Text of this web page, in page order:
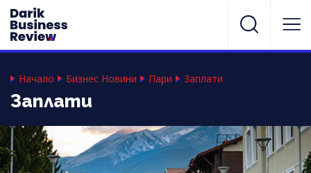
Начало Бизнес Новини Пари Заплати
Заплати